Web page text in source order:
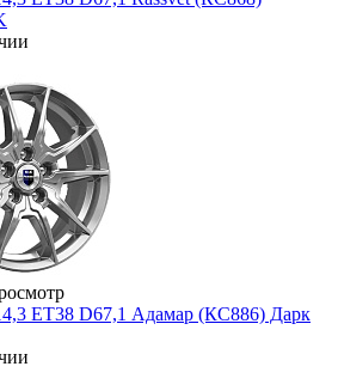
ET38 D67,1 Адамар (КС886) Дарк